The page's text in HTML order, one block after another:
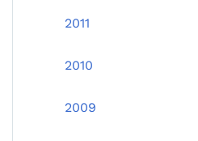
2011
2010
2009